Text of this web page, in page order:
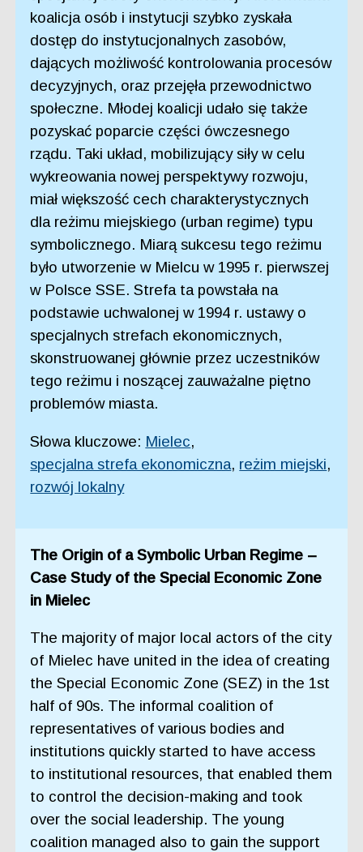
koalicja osób i instytucji szybko zyskała
dostęp do instytucjonalnych zasobów,
dających możliwość kontrolowania procesów
decyzyjnych, oraz przejęła przewodnictwo
społeczne. Młodej koalicji udało się także
pozyskać poparcie części ówczesnego
rządu. Taki układ, mobilizujący siły w celu
wykreowania nowej perspektywy rozwoju,
miał większość cech charakterystycznych
dla reżimu miejskiego (urban regime) typu
symbolicznego. Miarą sukcesu tego reżimu
było utworzenie w Mielcu w 1995 r. pierwszej
w Polsce SSE. Strefa ta powstała na
podstawie uchwalonej w 1994 r. ustawy o
specjalnych strefach ekonomicznych,
skonstruowanej głównie przez uczestników
tego reżimu i noszącej zauważalne piętno
problemów miasta.
Słowa kluczowe: Mielec,
specjalna strefa ekonomiczna, reżim miejski,
rozwój lokalny
The Origin of a Symbolic Urban Regime –
Case Study of the Special Economic Zone
in Mielec
The majority of major local actors of the city
of Mielec have united in the idea of creating
the Special Economic Zone (SEZ) in the 1st
half of 90s. The informal coalition of
representatives of various bodies and
institutions quickly started to have access
to institutional resources, that enabled them
to control the decision-making and took
over the social leadership. The young
coalition managed also to gain the support